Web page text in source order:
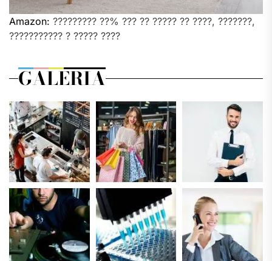
Amazon: ????????? ??% ??? ?? ????? ?? ????, ???????,
??????????? ? ????? ????
GALERIA